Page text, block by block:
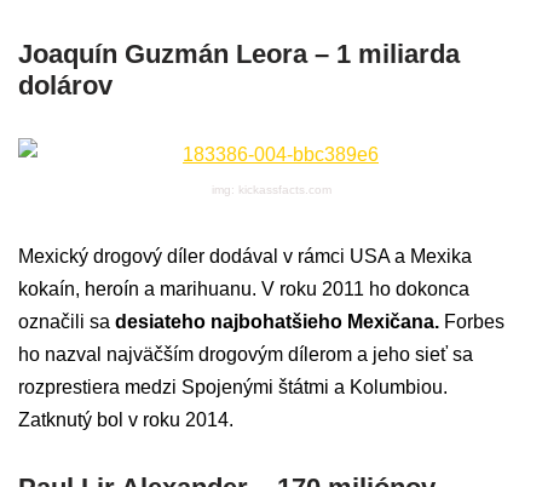
Joaquín Guzmán Leora – 1 miliarda
dolárov
img: kickassfacts.com
Mexický drogový díler dodával v rámci USA a Mexika
kokaín, heroín a marihuanu. V roku 2011 ho dokonca
označili sa desiateho najbohatšieho Mexičana. Forbes
ho nazval najväčším drogovým dílerom a jeho sieť sa
rozprestiera medzi Spojenými štátmi a Kolumbiou.
Zatknutý bol v roku 2014.